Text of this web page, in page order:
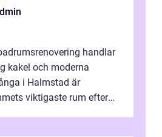
handlar
kakel och moderna
i Halmstad är
viktigaste rum efter